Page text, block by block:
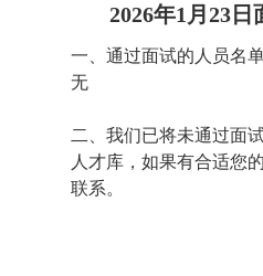
2026年1月23
一、通过面试的人员名
无
二、我们已将未通过面
人才库，如果有合适您
联系。